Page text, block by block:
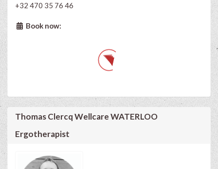
+32 470 35 76 46
Book now:
Thomas Clercq Wellcare WATERLOO
Ergotherapist